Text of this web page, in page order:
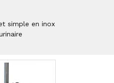
simple en inox